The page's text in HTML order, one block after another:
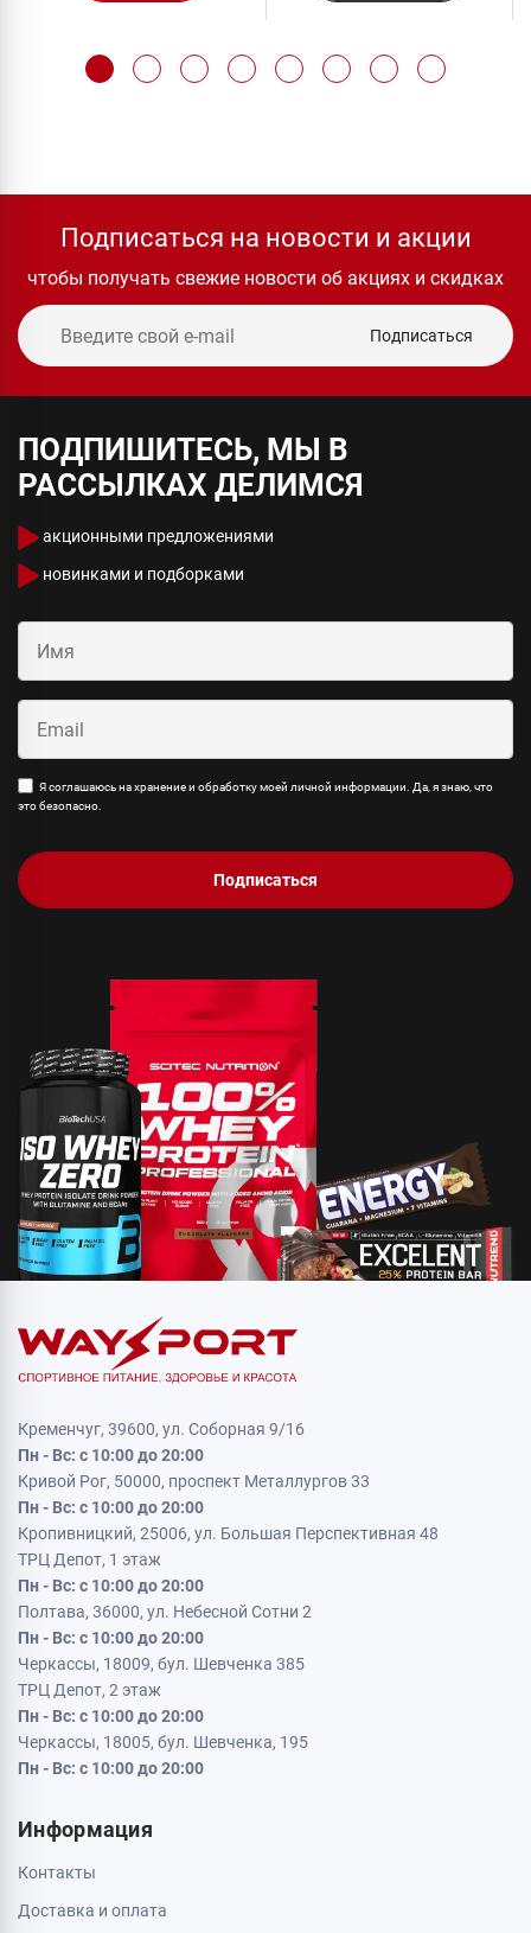
Подписаться на новости и акции
чтобы получать свежие новости об акциях и скидках
Подписаться
ПОДПИШИТЕСЬ, МЫ В
РАССЫЛКАХ ДЕЛИМСЯ
акционными предложениями
новинками и подборками
Я соглашаюсь на хранение и обработку моей личной информации. Да, я знаю, что
это безопасно.
Подписаться
Кременчуг, 39600, ул. Соборная 9/16
Пн - Вс: с 10:00 до 20:00
Кривой Рог, 50000, проспект Металлургов 33
Пн - Вс: с 10:00 до 20:00
Кропивницкий, 25006, ул. Большая Перспективная 48
ТРЦ Депот, 1 этаж
Пн - Вс: с 10:00 до 20:00
Полтава, 36000, ул. Небесной Сотни 2
Пн - Вс: с 10:00 до 20:00
Черкассы, 18009, бул. Шевченка 385
ТРЦ Депот, 2 этаж
Пн - Вс: с 10:00 до 20:00
Черкассы, 18005, бул. Шевченка, 195
Пн - Вс: с 10:00 до 20:00
Информация
Контакты
Доставка и оплата